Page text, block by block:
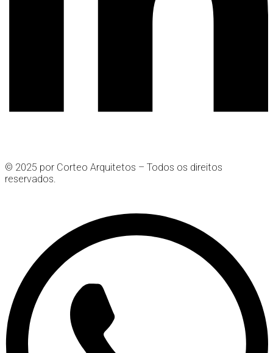
© 2025 por Corteo Arquitetos – Todos os direitos
reservados.